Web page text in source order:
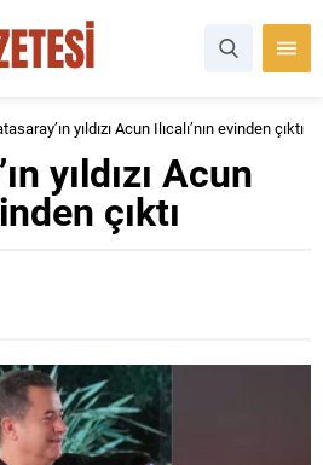
yıldızı Acun Ilıcalı’nın evinden çıktı
yıldızı Acun
çıktı